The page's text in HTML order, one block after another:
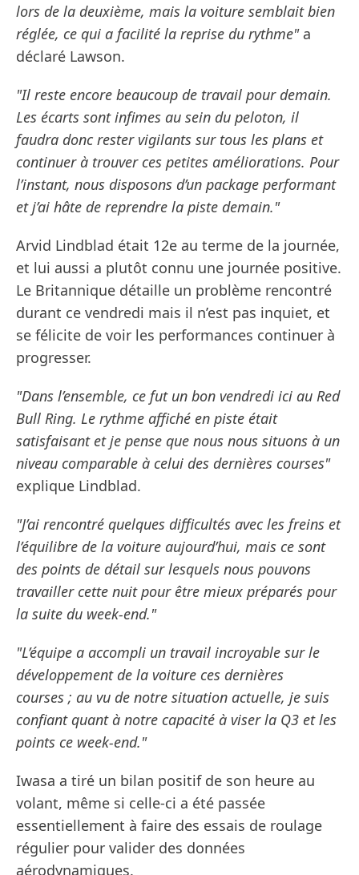
lors de la deuxième, mais la voiture semblait bien
réglée, ce qui a facilité la reprise du rythme"a
déclaré Lawson.
"Il reste encore beaucoup de travail pour demain.
Les écarts sont infimes au sein du peloton, il
faudra donc rester vigilants sur tous les plans et
continuer à trouver ces petites améliorations. Pour
l’instant, nous disposons d’un package performant
et j’ai hâte de reprendre la piste demain."
Arvid Lindblad était 12e au terme de la journée,
et lui aussi a plutôt connu une journée positive.
Le Britannique détaille un problème rencontré
durant ce vendredi mais il n’est pas inquiet, et
se félicite de voir les performances continuer à
progresser.
"Dans l’ensemble, ce fut un bon vendredi ici au Red
Bull Ring. Le rythme affiché en piste était
satisfaisant et je pense que nous nous situons à un
niveau comparable à celui des dernières courses"
explique Lindblad.
"J’ai rencontré quelques difficultés avec les freins et
l’équilibre de la voiture aujourd’hui, mais ce sont
des points de détail sur lesquels nous pouvons
travailler cette nuit pour être mieux préparés pour
la suite du week-end."
"L’équipe a accompli un travail incroyable sur le
développement de la voiture ces dernières
courses ; au vu de notre situation actuelle, je suis
confiant quant à notre capacité à viser la Q3 et les
points ce week-end."
Iwasa a tiré un bilan positif de son heure au
volant, même si celle-ci a été passée
essentiellement à faire des essais de roulage
régulier pour valider des données
aérodynamiques.